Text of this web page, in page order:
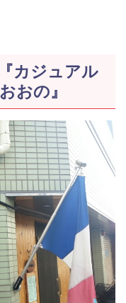
カジュアル
おの』